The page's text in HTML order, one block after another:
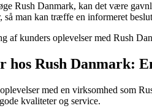
Rush Danmark, kan det være
så man kan træffe en informeret
af kunders oplevelser med Rush
hos Rush Danmark:
med en virksomhed som
kvaliteter og service.